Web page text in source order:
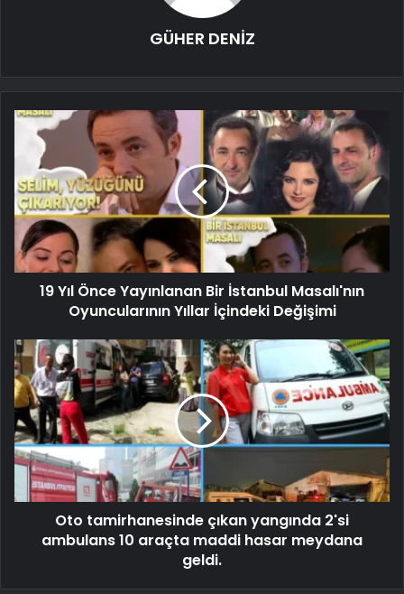
GÜHER DENİZ
19 Yıl Önce Yayınlanan Bir İstanbul Masalı'nın
Oyuncularının Yıllar İçindeki Değişimi
Oto tamirhanesinde çıkan yangında 2'si
ambulans 10 araçta maddi hasar meydana
geldi.